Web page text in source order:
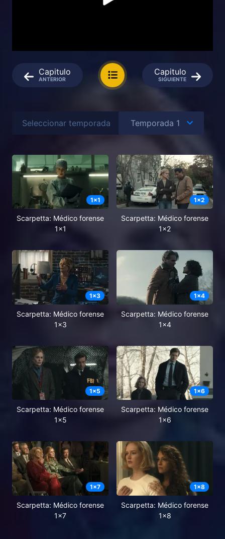
Capitulo
ANTERIOR
Capitulo
SIGUIENTE
Seleccionar temporada
1x1
Scarpetta: Médico forense
1x1
1x2
Scarpetta: Médico forense
1x2
1x3
Scarpetta: Médico forense
1x3
1x4
Scarpetta: Médico forense
1x4
1x5
Scarpetta: Médico forense
1x5
1x6
Scarpetta: Médico forense
1x6
1x7
Scarpetta: Médico forense
1x7
1x8
Scarpetta: Médico forense
1x8